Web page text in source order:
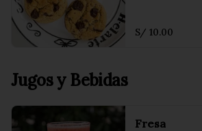
S/ 10.00
Jugos y Bebidas
Fresa